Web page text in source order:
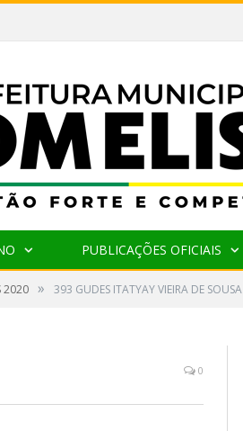
PUBLICAÇÕES OFICIAIS
2020 » 393 GUDES ITATYAY VIEIRA DE SOUSA
0